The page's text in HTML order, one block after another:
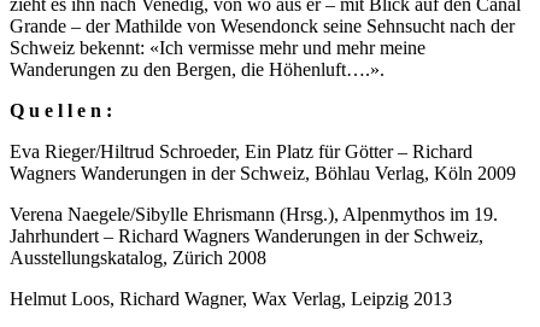
Grande – der Mathilde von Wesendonck seine Sehnsucht nach der
Schweiz bekennt: «Ich vermisse mehr und mehr meine
Wanderungen zu den Bergen, die Höhenluft….».
Q u e l l e n :
Eva Rieger/Hiltrud Schroeder, Ein Platz für Götter – Richard
Wagners Wanderungen in der Schweiz, Böhlau Verlag, Köln 2009
Verena Naegele/Sibylle Ehrismann (Hrsg.), Alpenmythos im 19.
Jahrhundert – Richard Wagners Wanderungen in der Schweiz,
Ausstellungskatalog, Zürich 2008
Helmut Loos, Richard Wagner, Wax Verlag, Leipzig 2013